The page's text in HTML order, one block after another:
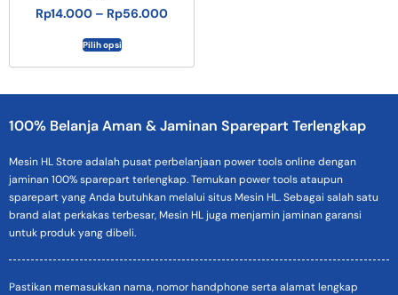
Rp14.000 – Rp56.000
Pilih opsi
100% Belanja Aman & Jaminan Sparepart Terlengkap
Mesin HL Store adalah pusat perbelanjaan power tools online dengan
jaminan 100% sparepart terlengkap. Temukan power tools ataupun
sparepart yang Anda butuhkan melalui situs Mesin HL. Sebagai salah satu
brand alat perkakas terbesar, Mesin HL juga menjamin jaminan garansi
untuk produk yang dibeli.
Pastikan memasukkan nama, nomor handphone serta alamat lengkap